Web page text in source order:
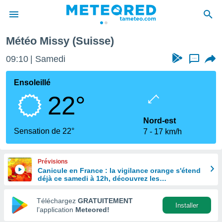
de
en
Météo Missy (Suisse)
09:10 Samedi ...
Ensoleillé
22°
Sensation de 22°
Nord-est
7
17 km/h
Prévisions
Canicule en France : la vigilance orange s'étend
déjà ce samedi à 12h, découvrez les
Téléchargez GRATUITEMENT
l’application Meteored!
Installer